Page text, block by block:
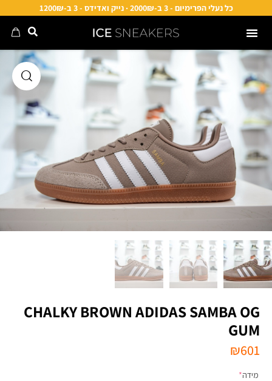
כל נעלי הפרימיום - 3 ב-2000₪ · נייק ואדידס - 3 ב-1200₪
‏ADIDAS SAMBA OG ‏CHALKY BROWN
GUM
₪601
מידה*